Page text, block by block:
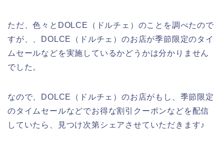
ただ、色々とDOLCE（ドルチェ）のことを調べたので
すが、、DOLCE（ドルチェ）のお店が季節限定のタイ
ムセールなどを実施しているかどうかは分かりません
でした。
なので、DOLCE（ドルチェ）のお店がもし、季節限定
のタイムセールなどでお得な割引クーポンなどを配信
していたら、見つけ次第シェアさせていただきます♪